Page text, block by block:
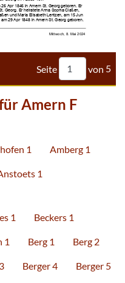




Seite von 5
Amern F
1 Amberg 1
1
1 Beckers 1
1 Berg 1 Berg 2
Berger 4 Berger 5